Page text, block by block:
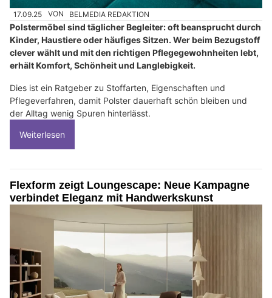
17.09.25 VON BELMEDIA REDAKTION
Polstermöbel sind täglicher Begleiter: oft beansprucht durch
Kinder, Haustiere oder häufiges Sitzen. Wer beim Bezugstoff
clever wählt und mit den richtigen Pflegegewohnheiten lebt,
erhält Komfort, Schönheit und Langlebigkeit.
Dies ist ein Ratgeber zu Stoffarten, Eigenschaften und
Pflegeverfahren, damit Polster dauerhaft schön bleiben und
der Alltag wenig Spuren hinterlässt.
Weiterlesen
Flexform zeigt Loungescape: Neue Kampagne
verbindet Eleganz mit Handwerkskunst